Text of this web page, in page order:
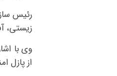
رئیس
زیستی،
وی با
از پازل